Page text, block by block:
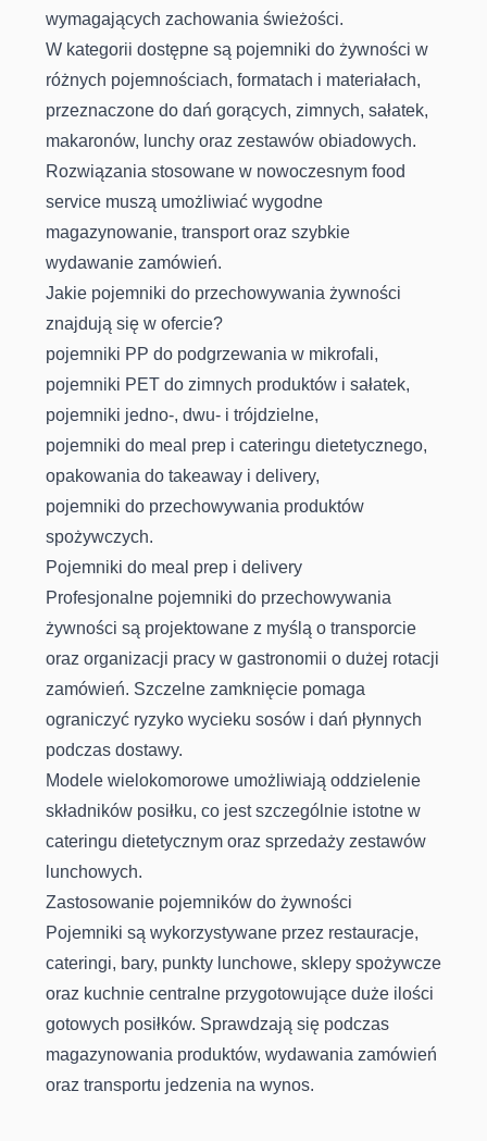
wymagających zachowania świeżości.
W kategorii dostępne są pojemniki do żywności w
różnych pojemnościach, formatach i materiałach,
przeznaczone do dań gorących, zimnych, sałatek,
makaronów, lunchy oraz zestawów obiadowych.
Rozwiązania stosowane w nowoczesnym food
service muszą umożliwiać wygodne
magazynowanie, transport oraz szybkie
wydawanie zamówień.
Jakie pojemniki do przechowywania żywności
znajdują się w ofercie?
pojemniki PP do podgrzewania w mikrofali,
pojemniki PET do zimnych produktów i sałatek,
pojemniki jedno-, dwu- i trójdzielne,
pojemniki do meal prep i cateringu dietetycznego,
opakowania do takeaway i delivery,
pojemniki do przechowywania produktów
spożywczych.
Pojemniki do meal prep i delivery
Profesjonalne pojemniki do przechowywania
żywności są projektowane z myślą o transporcie
oraz organizacji pracy w gastronomii o dużej rotacji
zamówień. Szczelne zamknięcie pomaga
ograniczyć ryzyko wycieku sosów i dań płynnych
podczas dostawy.
Modele wielokomorowe umożliwiają oddzielenie
składników posiłku, co jest szczególnie istotne w
cateringu dietetycznym oraz sprzedaży zestawów
lunchowych.
Zastosowanie pojemników do żywności
Pojemniki są wykorzystywane przez restauracje,
cateringi, bary, punkty lunchowe, sklepy spożywcze
oraz kuchnie centralne przygotowujące duże ilości
gotowych posiłków. Sprawdzają się podczas
magazynowania produktów, wydawania zamówień
oraz transportu jedzenia na wynos.